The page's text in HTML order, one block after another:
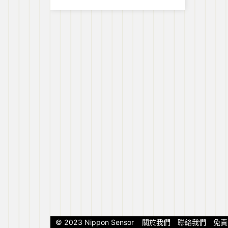
© 2023 Nippon Sensor 關於我們 聯絡我們 免